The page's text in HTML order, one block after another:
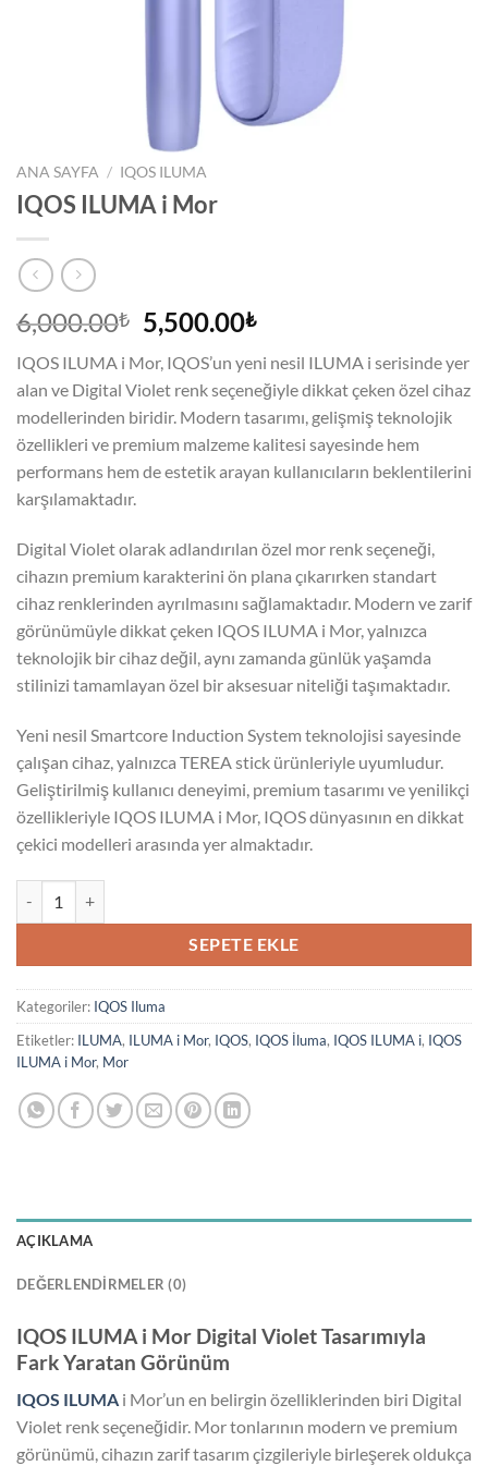
ANA SAYFA / IQOS ILUMA
IQOS ILUMA i Mor
6,000.00₺ Orijinal
fiyat:
6,000.00₺.
5,500.00₺Şu
fiyat:
5,500.00₺.
IQOS ILUMA i Mor, IQOS’un yeni nesil ILUMA i serisinde yer
alan ve Digital Violet renk seçeneğiyle dikkat çeken özel cihaz
modellerinden biridir. Modern tasarımı, gelişmiş teknolojik
özellikleri ve premium malzeme kalitesi sayesinde hem
performans hem de estetik arayan kullanıcıların beklentilerini
karşılamaktadır.
Digital Violet olarak adlandırılan özel mor renk seçeneği,
cihazın premium karakterini ön plana çıkarırken standart
cihaz renklerinden ayrılmasını sağlamaktadır. Modern ve zarif
görünümüyle dikkat çeken IQOS ILUMA i Mor, yalnızca
teknolojik bir cihaz değil, aynı zamanda günlük yaşamda
stilinizi tamamlayan özel bir aksesuar niteliği taşımaktadır.
Yeni nesil Smartcore Induction System teknolojisi sayesinde
çalışan cihaz, yalnızca TEREA stick ürünleriyle uyumludur.
Geliştirilmiş kullanıcı deneyimi, premium tasarımı ve yenilikçi
özellikleriyle IQOS ILUMA i Mor, IQOS dünyasının en dikkat
çekici modelleri arasında yer almaktadır.
SEPETE EKLE
Kategoriler: IQOS Iluma
Etiketler: ILUMA, ILUMA i Mor, IQOS, IQOS İluma, IQOS ILUMA i, IQOS
ILUMA i Mor, Mor
AÇIKLAMA
DEĞERLENDIRMELER (0)
IQOS ILUMA i Mor Digital Violet Tasarımıyla
Fark Yaratan Görünüm
IQOS ILUMA i Mor’un en belirgin özelliklerinden biri Digital
Violet renk seçeneğidir. Mor tonlarının modern ve premium
görünümü, cihazın zarif tasarım çizgileriyle birleşerek oldukça